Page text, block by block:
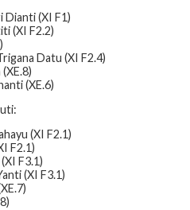
Dianti (XI F1)
(XI F2.2)
Datu (XI F2.4)
(XE.6)
(XI F2.1)
F2.1)
F3.1)
(XI F3.1)